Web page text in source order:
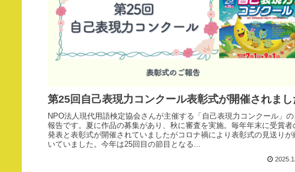
第25回自己表現力コンクール表彰式が開催されまし
NPO法人現代用語検定協会さんが主催する「自己表現力コンクール」
報告です。夏に作品の募集があり、秋に審査を実施。毎年年末に受賞者
発表と表彰式が開催されていましたがコロナ禍により表彰式の見送りが
いていました。今年は25回目の節目となる...